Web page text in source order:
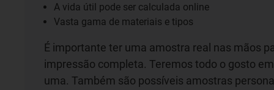
A vida útil pode ser calculada online
Vasta gama de materiais e tipos
É importante ter uma amostra real nas mãos
impressão completa. Teremos todo o gosto
uma. Também são possíveis amostras